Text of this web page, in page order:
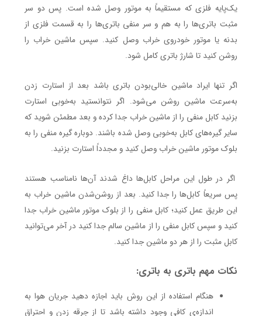
یک‌پایه فلزی که مستقیماً به موتور وصل شده است. پس دو سر
مثبت باتری‌ها را به هم و سر منفی باتری‌ها را به قسمت فلزی از
بدنه یا موتور خودروی خراب وصل کنید. سپس ماشین خراب را
روشن کنید تا شارژ باتری کامل شود.
اگر تنها ایراد ماشین خالی‌بودن باتری باشد بعد از استارت زدن
به‌سرعت ماشین روشن می‌شود. اگر نتوانستید به‌خوبی استارت
بزنید کابل منفی را از ماشین خراب جدا کرده و بعد مطمئن شوید که
سایر گیره‌های کابل به‌خوبی وصل شده باشند. دوباره گیره منفی را به
بلوک موتور ماشین خراب وصل کنید و مجدداً استارت بزنید.
اگر در طول این مراحل کابل‌ها داغ شدند آن‌ها نامناسب هستند
پس سریعاً کابل‌ها را جدا کنید. بعد از روشن‌شدن ماشین خراب به
این طریق عمل کنید؛ کابل منفی را از بلوک موتور ماشین خراب جدا
کنید و سپس کابل منفی را از ماشین سالم جدا کنید در آخر می‌توانید
کابل مثبت را از هر دو ماشین جدا کنید.
نکات مهم باتری به باتری:
هنگام استفاده از این روش باید اجازه دهید جریان هوا به
اندازه‌ی کافی وجود داشته باشد تا از جرقه زدن و احتراق